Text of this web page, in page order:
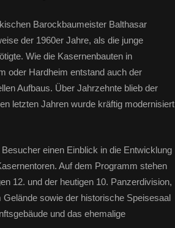
Barockbaumeister Balthasar
der 1960er Jahre, als die junge
Wie die Kasernenbauten in
oder Hardheim entstand auch der
Aufbaus. Über Jahrzehnte blieb der
letzten Jahren wurde kräftig modernisiert
einen Einblick in die Entwicklung
Auf dem Programm stehen
12. und der heutigen 10. Panzerdivision,
sowie der historische Speisesaal
und das ehemalige